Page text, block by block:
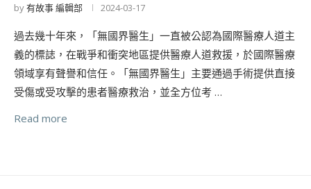
by有故事 編輯部 2024-03-17
過去幾十年來，「無國界醫生」一直被公認為國際醫療人道主
義的標誌，在戰爭和衝突地區提供醫療人道救援，於國際醫療
領域享有聲譽和信任。「無國界醫生」主要通過手術提供直接
受傷或受攻擊的患者醫療救治，並全方位考 …
Read more